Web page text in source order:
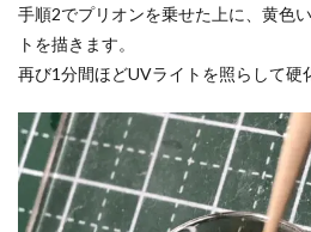
手順2でプリオンを乗せた上に、黄色
トを描きます。
再び1分間ほどUVライトを照らして硬